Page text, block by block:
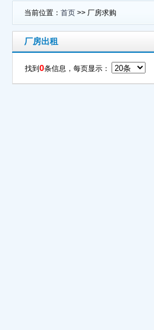
当前位置： 首页 >> 厂房求购
厂房出租
找到 0条信息，每页显示：